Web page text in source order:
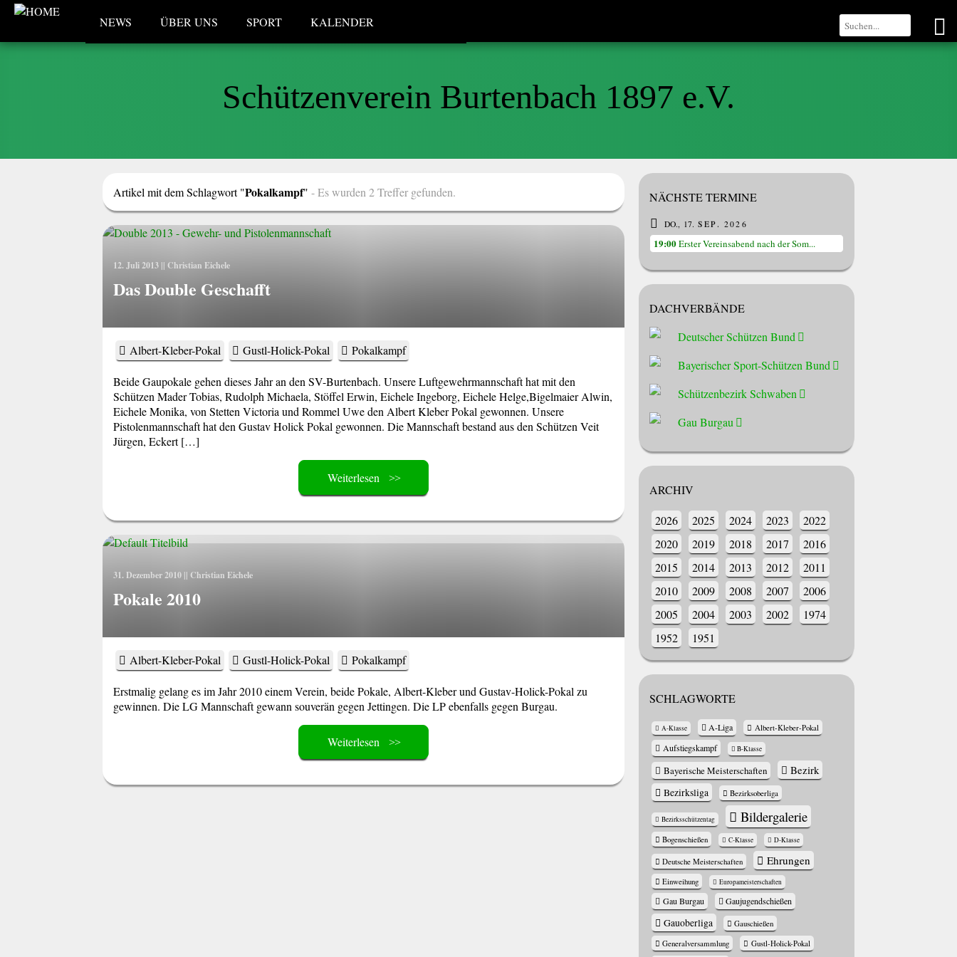
NEWS ÜBER UNS SPORT KALENDER
Schützenverein Burtenbach 1897 e.V.
Artikel mit dem Schlagwort "Pokalkampf"- Es wurden 2 Treffer gefunden.
12. Juli 2013 ||Christian Eichele
Das Double Geschafft
Albert-Kleber-Pokal Gustl-Holick-Pokal Pokalkampf
Beide Gaupokale gehen dieses Jahr an den SV-Burtenbach. Unsere Luftgewehrmannschaft hat mit den
Schützen Mader Tobias, Rudolph Michaela, Stöffel Erwin, Eichele Ingeborg, Eichele Helge,Bigelmaier Alwin,
Eichele Monika, von Stetten Victoria und Rommel Uwe den Albert Kleber Pokal gewonnen. Unsere
Pistolenmannschaft hat den Gustav Holick Pokal gewonnen. Die Mannschaft bestand aus den Schützen Veit
Jürgen, Eckert […]
Weiterlesen
31. Dezember 2010 ||Christian Eichele
Pokale 2010
Albert-Kleber-Pokal Gustl-Holick-Pokal Pokalkampf
Erstmalig gelang es im Jahr 2010 einem Verein, beide Pokale, Albert-Kleber und Gustav-Holick-Pokal zu
gewinnen. Die LG Mannschaft gewann souverän gegen Jettingen. Die LP ebenfalls gegen Burgau.
Weiterlesen
NÄCHSTE TERMINE
SEP.
17
DO. 2026
19:00Erster Vereinsabend nach der Som...
DACHVERBÄNDE
Deutscher Schützen Bund
Bayerischer Sport-Schützen Bund
Schützenbezirk Schwaben
Gau Burgau
ARCHIV
2026 2025 2024 2023
2022
2020
2019 2018 2017
2016
2015
2014 2013 2012
2011
2010
2009 2008 2007
2006
2005
2004 2003 2002
1974
1952
1951
SCHLAGWORTE
A-Klasse A-Liga Albert-Kleber-Pokal
Aufstiegskampf B-Klasse
Bayerische Meisterschaften Bezirk
Bezirksliga Bezirksoberliga
Bezirksschützentag Bildergalerie
Bogenschießen C-Klasse D-Klasse
Deutsche Meisterschaften Ehrungen
Einweihung Europameisterschaften
Gau Burgau Gaujugendschießen
Gauoberliga
Gauschießen
Generalversammlung
Gustl-Holick-Pokal